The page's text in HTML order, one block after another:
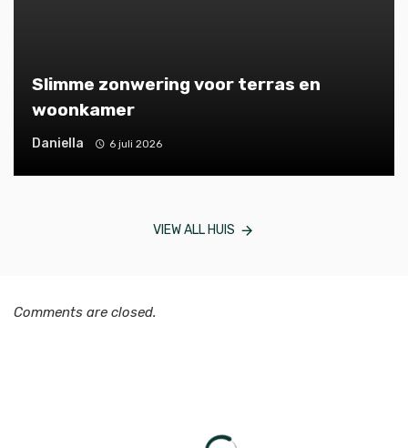
Slimme zonwering voor terras en
woonkamer
Daniella 6 juli 2026
VIEW ALL HUIS
Comments are closed.